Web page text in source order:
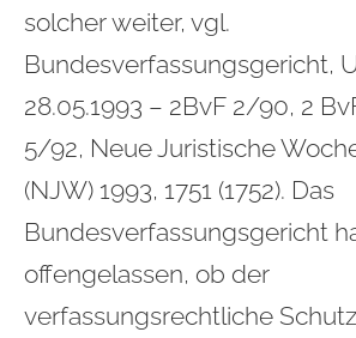
solcher weiter, vgl.
Bundesverfassungsgericht,
28.05.1993 – 2BvF 2/90, 2
5/92, Neue Juristische
(NJW) 1993, 1751 (1752). Das
Bundesverfassungsgericht
offengelassen, ob der
verfassungsrechtliche